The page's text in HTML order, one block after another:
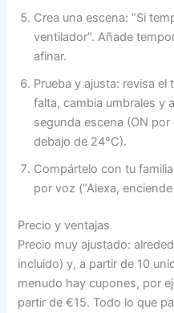
Crea una escena: “Si
ventilador”. Añade
afinar.
Prueba y ajusta: revisa
falta, cambia umbrales y
segunda escena (ON
debajo de 24°C).
Compártelo con tu
por voz (“Alexa,
Precio y ventajas
Precio muy ajustado:
incluido) y, a partir de 10
menudo hay cupones, por
partir de €15. Todo lo que